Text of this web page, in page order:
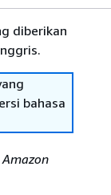
diberikan
bahasa